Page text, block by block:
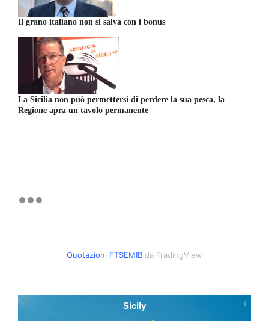
Il grano italiano non si salva con i bonus
La Sicilia non può permettersi di perdere la sua pesca, la
Regione apra un tavolo permanente
Quotazioni FTSEMIB da TradingView
Sicily